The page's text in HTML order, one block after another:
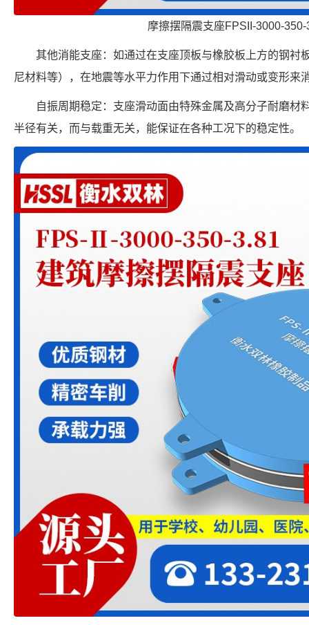
摩擦摆隔震支座FPSII-3000-350-
其他消能支座：如通过在支座顶板与橡胶板上方的钢衬
尼材料等），在地震等水平力作用下通过相对滑动或变形来
自振周期稳定：支座滑动面由特殊金属及高分子耐磨材
半径有关，而与载重无关，能保证在各种工况下的稳定性。